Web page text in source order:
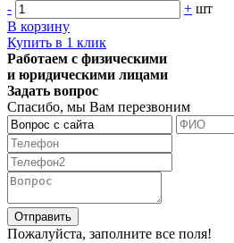
- + шт
В корзину
Купить в 1 клик
Работаем с физическими
и юридическими лицами
Задать вопрос
Спасибо, мы Вам перезвоним
Пожалуйста, заполните все поля!